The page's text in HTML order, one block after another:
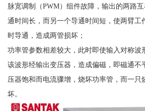
脉宽调制（PWM）组件故障，输出的两路
通时间长，而另一个导通时间短，使两臂工
时导通，造成两管损坏；
功率管参数相差较大，此时即使输入对称波
该波形经输出变压器，造成偏磁，即磁通不
压器饱和而电流骤增，烧坏功率管，而一只
坏。